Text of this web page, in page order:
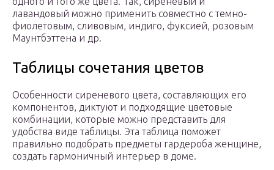
лавандовый можно применить совместно с темно-
фиолетовым, сливовым, индиго, фуксией, розовым
Маунтбэттена и др.
Таблицы сочетания цветов
Особенности сиреневого цвета, составляющих его
компонентов, диктуют и подходящие цветовые
комбинации, которые можно представить для
удобства виде таблицы. Эта таблица поможет
правильно подобрать предметы гардероба женщине,
создать гармоничный интерьер в доме.